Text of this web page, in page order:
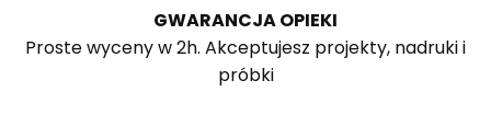
GWARANCJA OPIEKI
Proste wyceny w 2h. Akceptujesz projekty, nadruki i
próbki